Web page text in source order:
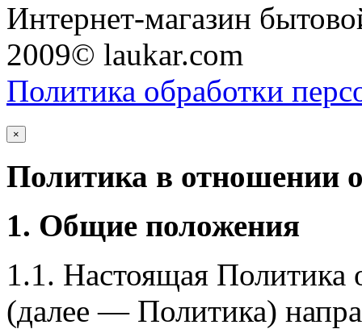
Интернет-магазин
2009© laukar.com
Политика обработки
×
Политика в отношении
1. Общие положения
1.1. Настоящая Политика
(далее — Политика)